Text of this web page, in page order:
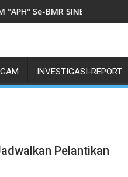
SINERGITAS HADIRI
POLRES
INVESTIGASI-REPORT
Pelantikan